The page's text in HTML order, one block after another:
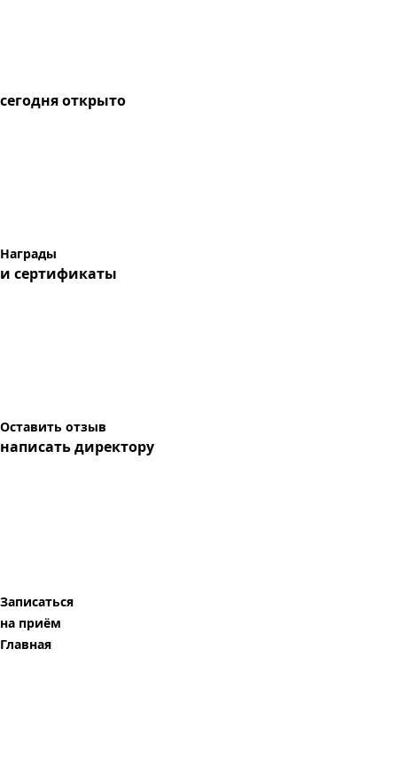
сегодняоткрыто
Награды
и сертификаты
Оставить отзыв
написать директору
Записаться
на приём
Главная